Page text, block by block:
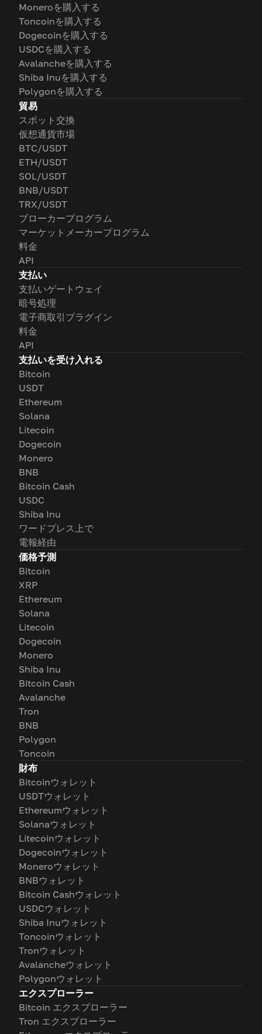
Moneroを購入する
Toncoinを購入する
Dogecoinを購入する
USDCを購入する
Avalancheを購入する
Shiba Inuを購入する
Polygonを購入する
貿易
スポット交換
仮想通貨市場
BTC/USDT
ETH/USDT
SOL/USDT
BNB/USDT
TRX/USDT
ブローカープログラム
マーケットメーカープログラム
料金
API
支払い
支払いゲートウェイ
暗号処理
電子商取引プラグイン
料金
API
支払いを受け入れる
Bitcoin
USDT
Ethereum
Solana
Litecoin
Dogecoin
Monero
BNB
Bitcoin Cash
USDC
Shiba Inu
ワードプレス上で
電報経由
価格予測
Bitcoin
XRP
Ethereum
Solana
Litecoin
Dogecoin
Monero
Shiba Inu
Bitcoin Cash
Avalanche
Tron
BNB
Polygon
Toncoin
財布
Bitcoinウォレット
USDTウォレット
Ethereumウォレット
Solanaウォレット
Litecoinウォレット
Dogecoinウォレット
Moneroウォレット
BNBウォレット
Bitcoin Cashウォレット
USDCウォレット
Shiba Inuウォレット
Toncoinウォレット
Tronウォレット
Avalancheウォレット
Polygonウォレット
エクスプローラー
Bitcoin エクスプローラー
Tron エクスプローラー